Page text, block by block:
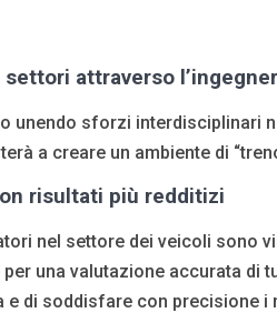
attraverso
unendo sforzi interdisciplinari
a creare un ambiente di
risultati più redditizi
nel settore dei veicoli sono
una valutazione accurata
di soddisfare con precisione